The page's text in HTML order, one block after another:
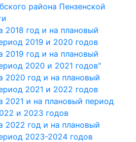
района Пензенской
2018 год и на плановый
2019 и 2020 годов
2019 год и на плановый
2020 и 2021 годов"
2020 год и на плановый
2021 и 2022 годов
2021 и на плановый период
и 2023 годов
2022 год и на плановый
2023-2024 годов